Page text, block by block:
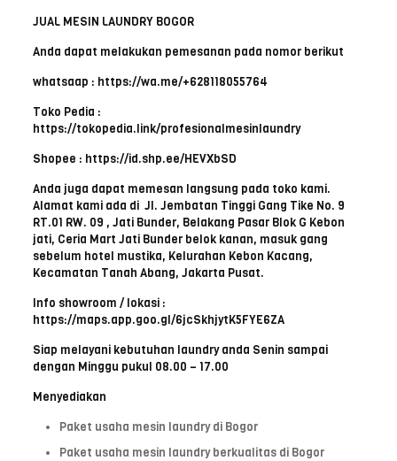
JUAL MESIN LAUNDRY BOGOR
Anda dapat melakukan pemesanan pada nomor berikut
whatsaap : https://wa.me/+628118055764
Toko Pedia :
https://tokopedia.link/profesionalmesinlaundry
Shopee : https://id.shp.ee/HEVXbSD
Anda juga dapat memesan langsung pada toko kami.
Alamat kami ada di Jl. Jembatan Tinggi Gang Tike No. 9
RT.01 RW. 09 , Jati Bunder, Belakang Pasar Blok G Kebon
jati, Ceria Mart Jati Bunder belok kanan, masuk gang
sebelum hotel mustika, Kelurahan Kebon Kacang,
Kecamatan Tanah Abang, Jakarta Pusat.
Info showroom / lokasi :
https://maps.app.goo.gl/6jcSkhjytK5FYE6ZA
Siap melayani kebutuhan laundry anda Senin sampai
dengan Minggu pukul 08.00 – 17.00
Menyediakan
Paket usaha mesin laundry di Bogor
Paket usaha mesin laundry berkualitas di Bogor